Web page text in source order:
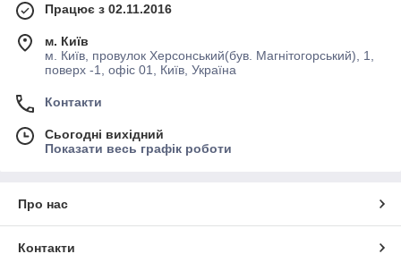
Працює з 02.11.2016
м. Київ
м. Київ, провулок Херсонський(був. Магнітогорський), 1,
поверх -1, офіс 01, Київ, Україна
Контакти
Сьогодні вихідний
Показати весь графік роботи
Про нас
Контакти